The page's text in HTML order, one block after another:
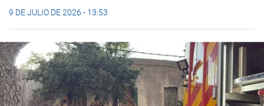
9 DE JULIO DE 2026 - 13:53